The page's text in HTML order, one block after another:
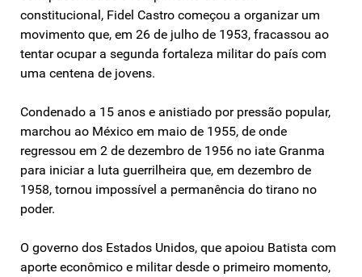
constitucional, Fidel Castro começou a organizar um
movimento que, em 26 de julho de 1953, fracassou ao
tentar ocupar a segunda fortaleza militar do país com
uma centena de jovens.
Condenado a 15 anos e anistiado por pressão popular,
marchou ao México em maio de 1955, de onde
regressou em 2 de dezembro de 1956 no iate Granma
para iniciar a luta guerrilheira que, em dezembro de
1958, tornou impossível a permanência do tirano no
poder.
O governo dos Estados Unidos, que apoiou Batista com
aporte econômico e militar desde o primeiro momento,